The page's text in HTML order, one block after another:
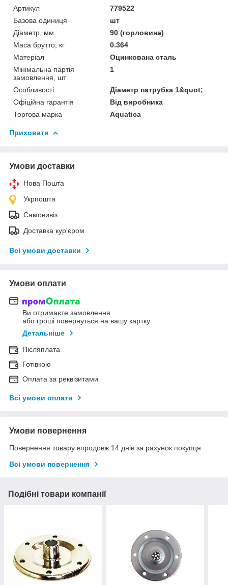
Артикул
779522
Базова одиниця
шт
Діаметр, мм
90 (горловина)
Маса брутто, кг
0.364
Матеріал
Оцинкована сталь
Мінімальна партія
замовлення, шт
1
Особливості
Діаметр патрубка 1&quot;
Офіційна гарантія
Від виробника
Торгова марка
Aquatica
Приховати
Умови доставки
Нова Пошта
Укрпошта
Самовивіз
Доставка кур'єром
Всі умови доставки
Умови оплати
Ви отримаєте замовлення
або гроші повернуться на вашу картку
Детальніше
Післяплата
Готівкою
Оплата за реквізитами
Всі умови оплати
Умови повернення
Повернення товару впродовж 14 днів за рахунок покупця
Всі умови повернення
Подібні товари компанії